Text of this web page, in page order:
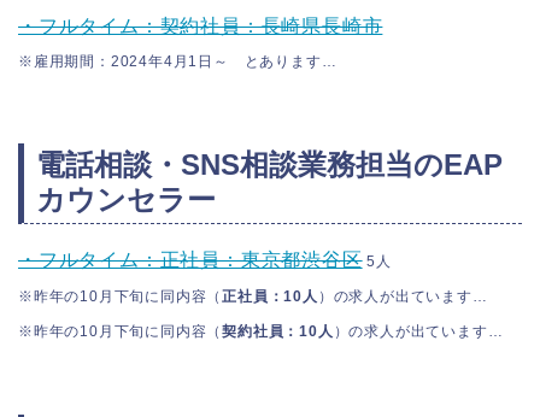
・フルタイム：契約社員：長崎県長崎市
※雇用期間：2024年4月1日～ とあります…
電話相談・SNS相談業務担当のEAP
カウンセラー
・フルタイム：正社員：東京都渋谷区5人
※昨年の10月下旬に同内容（正社員：10人 ）の求人が出ています…
※昨年の10月下旬に同内容（契約社員：10人 ）の求人が出ています…